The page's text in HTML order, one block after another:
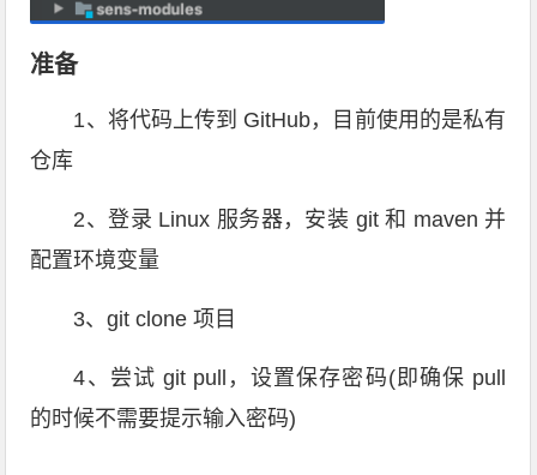
准备
1、将代码上传到 GitHub，目前使用的是私有
仓库
2、登录 Linux 服务器，安装 git 和 maven 并
配置环境变量
3、git clone 项目
4、尝试 git pull，设置保存密码(即确保 pull
的时候不需要提示输入密码)